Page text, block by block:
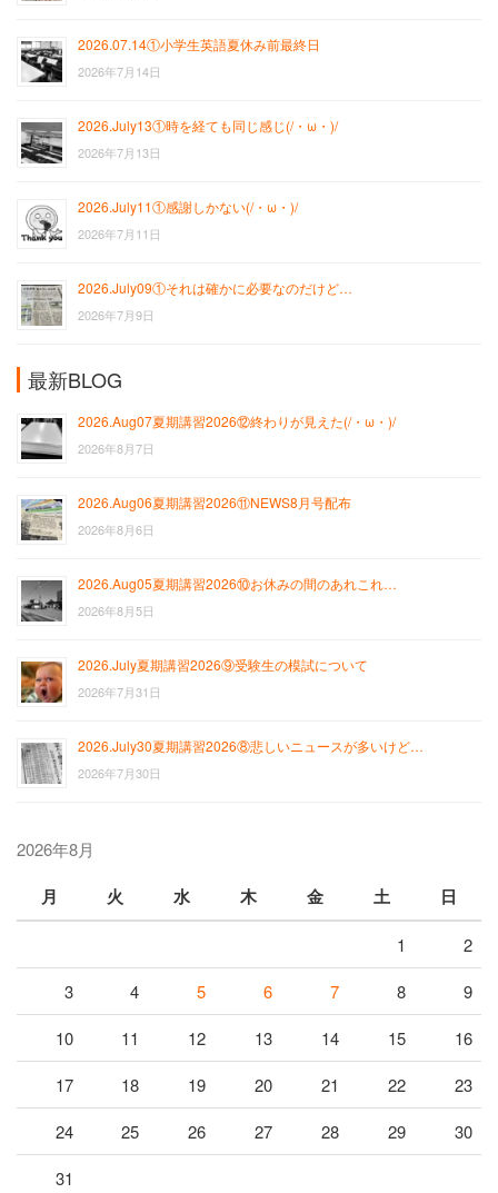
2026.07.14①小学生英語夏休み前最終日
2026年7月14日
2026.July13①時を経ても同じ感じ(/・ω・)/
2026年7月13日
2026.July11①感謝しかない(/・ω・)/
2026年7月11日
2026.July09①それは確かに必要なのだけど…
2026年7月9日
最新BLOG
2026.Aug07夏期講習2026⑫終わりが見えた(/・ω・)/
2026年8月7日
2026.Aug06夏期講習2026⑪NEWS8月号配布
2026年8月6日
2026.Aug05夏期講習2026⑩お休みの間のあれこれ…
2026年8月5日
2026.July夏期講習2026⑨受験生の模試について
2026年7月31日
2026.July30夏期講習2026⑧悲しいニュースが多いけど…
2026年7月30日
2026年8月
月 火 水 木 金 土 日
1
2
3
4 5 6 7 8
9
10
11 12 13 14 15
16
17
18 19 20 21 22
23
24
25 26 27 28 29
30
31